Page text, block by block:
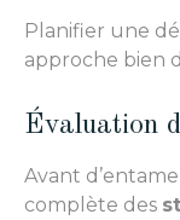
Planifier une
approche bien
Évaluation
Avant
complète des